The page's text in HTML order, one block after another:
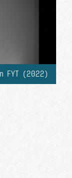
FYT (2022)